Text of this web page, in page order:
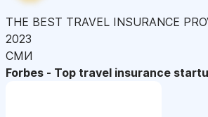
THE BEST TRAVEL INSURANCE
2023
СМИ
Forbes - Top travel insurance